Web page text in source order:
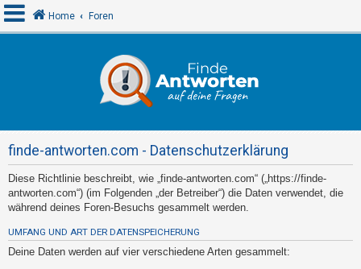
e
l
d
e
Home Foren
finde-antworten.com - Datenschutzerklärung
Diese Richtlinie beschreibt, wie „finde-antworten.com“ („https://finde-
antworten.com“) (im Folgenden „der Betreiber“) die Daten verwendet, die
während deines Foren-Besuchs gesammelt werden.
UMFANG UND ART DER DATENSPEICHERUNG
Deine Daten werden auf vier verschiedene Arten gesammelt: